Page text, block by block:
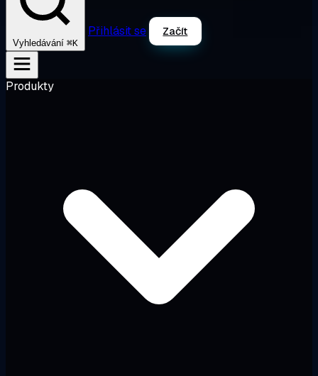
Vyhledávání ⌘K
Přihlásit se Začít
Produkty